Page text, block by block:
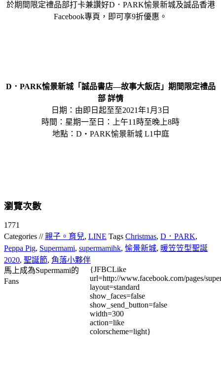
於期間限定禮品部打卡兼讚好D．PARK愉景新城及誠品香港
Facebook專頁，即可享9折優惠。
D．PARK愉景新城「誠品書店—故事大飯店」期間限定禮品
部 詳情
日期：由即日起至至2021年1月3日
時間：星期一至日：上午11時至晚上8時
地點：D・PARK愉景新城 L1中庭
瀏覽次數
1771
Categories //親子。育兒, LINE Tags Christmas, D．PARK,
Peppa Pig, Supermami, supermamihk, 愉景新城, 暖笠笠型聖誕
2020, 聖誕節, 角落小夥伴
馬上成為Supermami的
Fans
{JFBCLike
url=http://www.facebook.com/pages/
layout=standard
show_faces=false
show_send_button=false
width=300
action=like
colorscheme=light}